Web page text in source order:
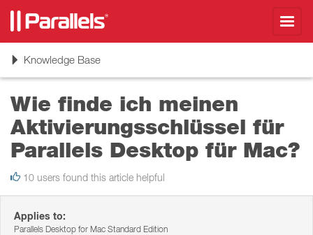
ToggleKnowledge Base
Wie finde ich meinen
Aktivierungsschlüssel für
Parallels Desktop für Mac?
10 users found this article helpful
Applies to:
Parallels Desktop for Mac Standard Edition